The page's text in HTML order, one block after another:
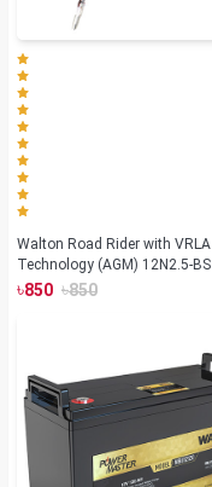
Walton Road Rider with VRLA
Technology (AGM) 12N2.5-BS
৳850 ৳850